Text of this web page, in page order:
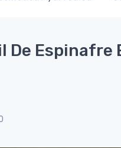
De Espinafre